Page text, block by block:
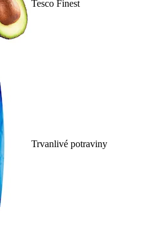
Tesco Finest
Trvanlivé potraviny